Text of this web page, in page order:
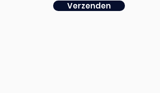
Verzenden